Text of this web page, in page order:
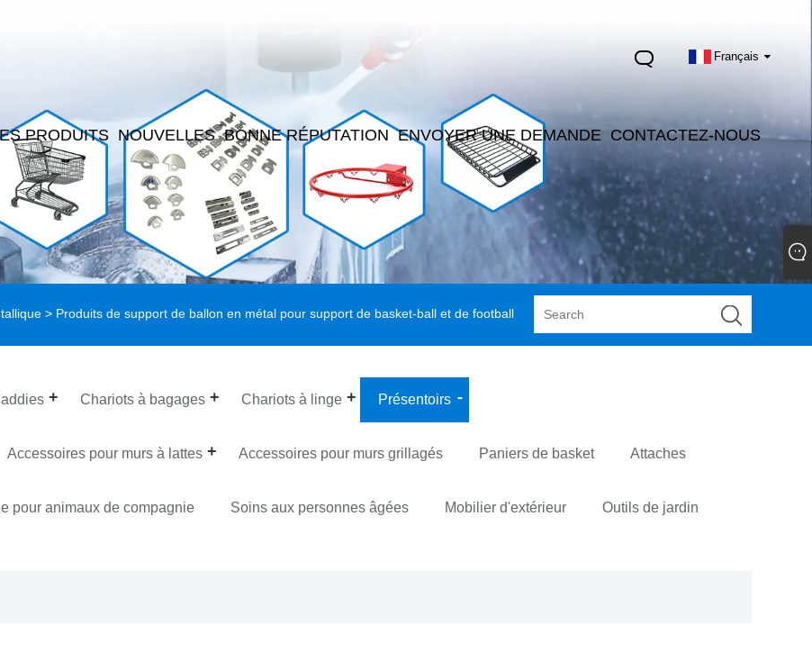
Français
PRODUITS NOUVELLES BONNE RÉPUTATION ENVOYER UNE DEMANDE CONTACTEZ-NOUS
> Produits de support de ballon en métal pour support de basket-ball et de football
Chariots à bagages Chariots à linge Présentoirs
Accessoires pour murs à lattes Accessoires pour murs grillagés Paniers de basket Attaches
pour animaux de compagnie Soins aux personnes âgées Mobilier d'extérieur Outils de jardin